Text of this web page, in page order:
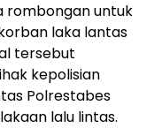
rombongan untuk
laka lantas
tersebut
kepolisian
Polrestabes
lalu lintas.